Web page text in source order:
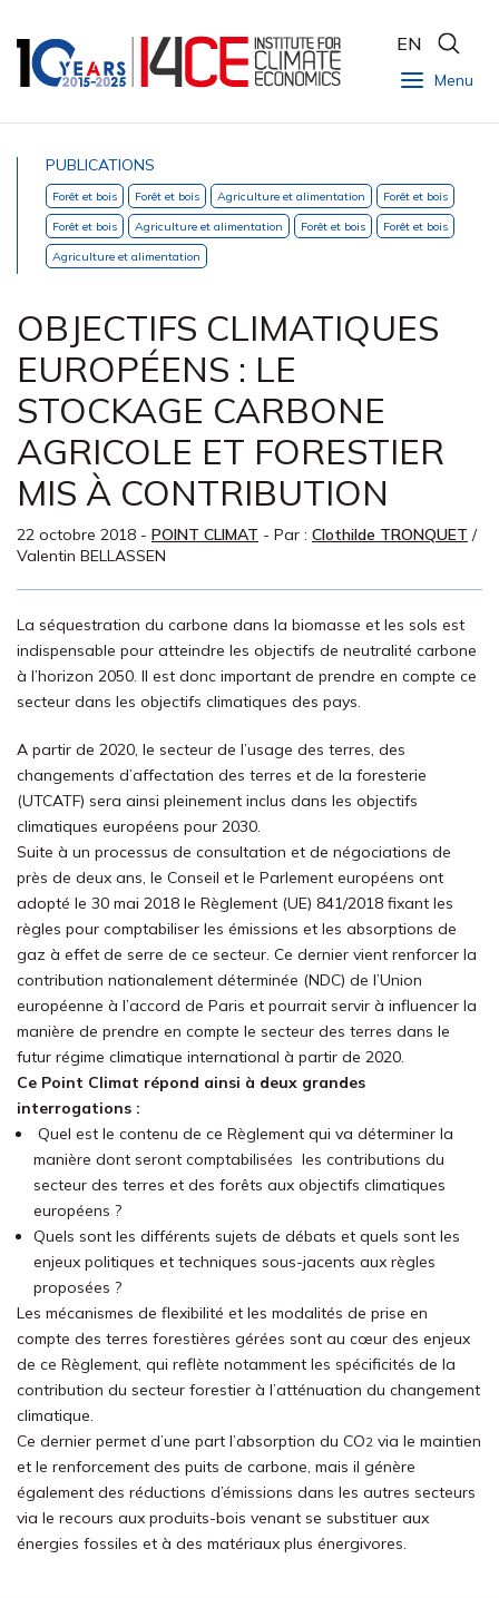
Menu
EN
PUBLICATIONS
Forêt et bois Forêt et bois Agriculture et alimentation
Forêt et bois
Forêt et bois
Agriculture et alimentation Forêt et bois
Forêt et bois
Agriculture et alimentation
OBJECTIFS CLIMATIQUES
EUROPÉENS : LE
STOCKAGE CARBONE
AGRICOLE ET FORESTIER
MIS À CONTRIBUTION
22 octobre 2018 - POINT CLIMAT - Par : Clothilde TRONQUET /
Valentin BELLASSEN
La séquestration du carbone dans la biomasse et les sols est
indispensable pour atteindre les objectifs de neutralité carbone
à l’horizon 2050. Il est donc important de prendre en compte ce
secteur dans les objectifs climatiques des pays.
A partir de 2020, le secteur de l’usage des terres, des
changements d’affectation des terres et de la foresterie
(UTCATF) sera ainsi pleinement inclus dans les objectifs
climatiques européens pour 2030.
Suite à un processus de consultation et de négociations de
près de deux ans, le Conseil et le Parlement européens ont
adopté le 30 mai 2018 le Règlement (UE) 841/2018 fixant les
règles pour comptabiliser les émissions et les absorptions de
gaz à effet de serre de ce secteur. Ce dernier vient renforcer la
contribution nationalement déterminée (NDC) de l’Union
européenne à l’accord de Paris et pourrait servir à influencer la
manière de prendre en compte le secteur des terres dans le
futur régime climatique international à partir de 2020.
Ce Point Climat répond ainsi à deux grandes
interrogations :
Quel est le contenu de ce Règlement qui va déterminer la
manière dont seront comptabilisées les contributions du
secteur des terres et des forêts aux objectifs climatiques
européens ?
Quels sont les différents sujets de débats et quels sont les
enjeux politiques et techniques sous-jacents aux règles
proposées ?
Les mécanismes de flexibilité et les modalités de prise en
compte des terres forestières gérées sont au cœur des enjeux
de ce Règlement, qui reflète notamment les spécificités de la
contribution du secteur forestier à l’atténuation du changement
climatique.
Ce dernier permet d’une part l’absorption du CO2 via le maintien
et le renforcement des puits de carbone, mais il génère
également des réductions d’émissions dans les autres secteurs
via le recours aux produits-bois venant se substituer aux
énergies fossiles et à des matériaux plus énergivores.